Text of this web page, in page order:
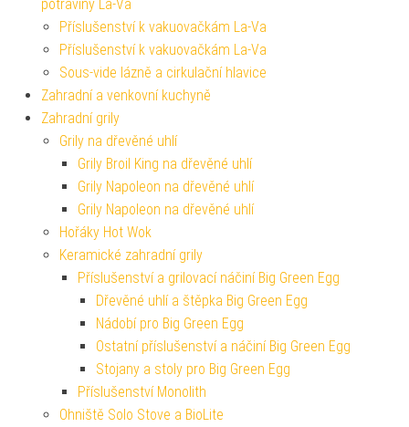
potraviny La-Va
Příslušenství k vakuovačkám La-Va
Příslušenství k vakuovačkám La-Va
Sous-vide lázně a cirkulační hlavice
Zahradní a venkovní kuchyně
Zahradní grily
Grily na dřevěné uhlí
Grily Broil King na dřevěné uhlí
Grily Napoleon na dřevěné uhlí
Grily Napoleon na dřevěné uhlí
Hořáky Hot Wok
Keramické zahradní grily
Příslušenství a grilovací náčiní Big Green Egg
Dřevěné uhlí a štěpka Big Green Egg
Nádobí pro Big Green Egg
Ostatní příslušenství a náčiní Big Green Egg
Stojany a stoly pro Big Green Egg
Příslušenství Monolith
Ohniště Solo Stove a BioLite